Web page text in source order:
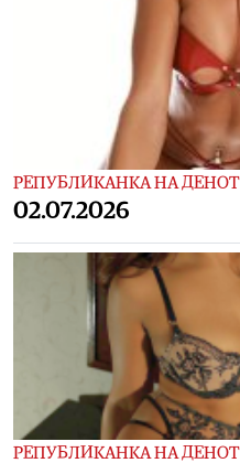
РЕПУБЛИКАНКА НА ДЕНОТ
02.07.2026
РЕПУБЛИКАНКА НА ДЕНОТ